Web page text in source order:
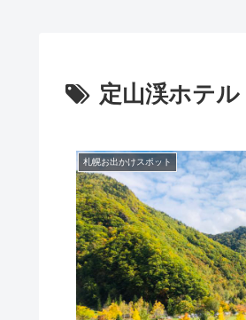
定山渓ホテル
札幌お出かけスポット